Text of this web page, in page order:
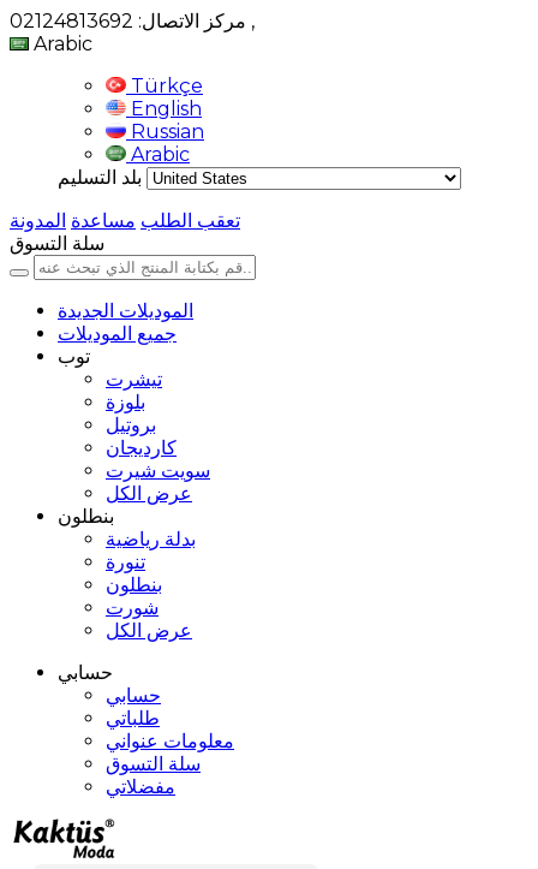
,
Arabic
Türkçe
English
Russian
Arabic
بلد التسليم
تعقب الطلب مساعدة المدونة
سلة التسوق
الموديلات الجديدة
جميع الموديلات
توب
تيشرت
بلوزة
بروتيل
كارديجان
سويت شيرت
عرض الكل
بنطلون
بدلة رياضية
تنورة
بنطلون
شورت
عرض الكل
حسابي
حسابي
طلباتي
معلومات عنواني
سلة التسوق
مفضلاتي